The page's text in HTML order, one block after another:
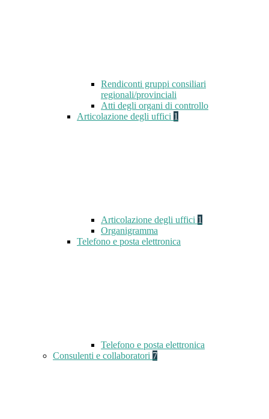
Rendiconti gruppi consiliari
regionali/provinciali
Atti degli organi di controllo
Articolazione degli uffici 1
Articolazione degli uffici 1
Organigramma
Telefono e posta elettronica
Telefono e posta elettronica
Consulenti e collaboratori 7